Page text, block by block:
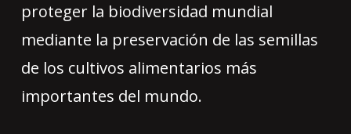
proteger la biodiversidad mundial
mediante la preservación de las semillas
de los cultivos alimentarios más
importantes del mundo.